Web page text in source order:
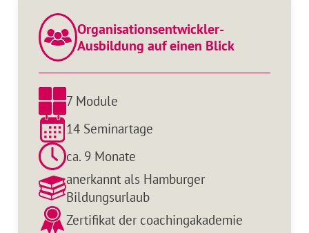
Organisationsentwickler-
Ausbildung auf einen Blick
7 Module
14 Seminartage
ca. 9 Monate
anerkannt als Hamburger
Bildungsurlaub
Zertifikat der coachingakademie